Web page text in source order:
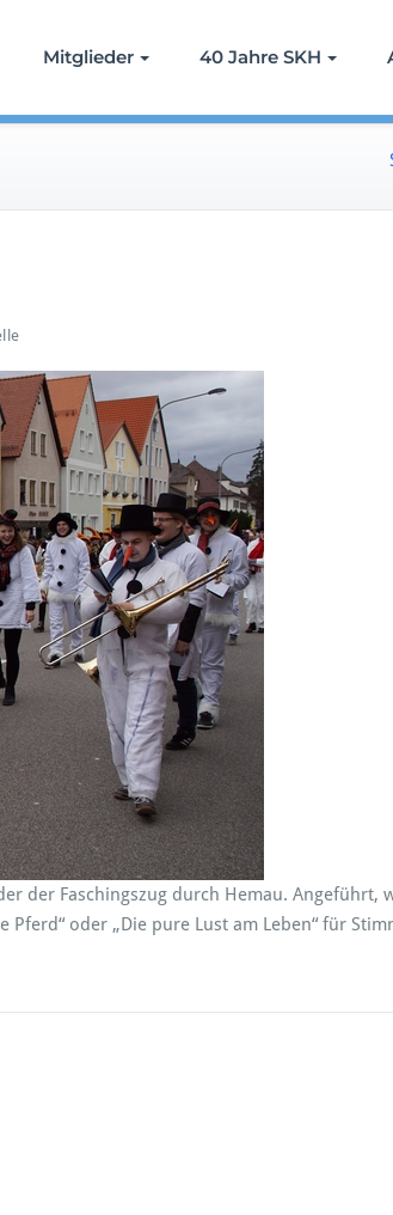
Mitglieder 40 Jahre SKH
der Faschingszug durch Hemau.
oder „Die pure Lust am Leben“ für